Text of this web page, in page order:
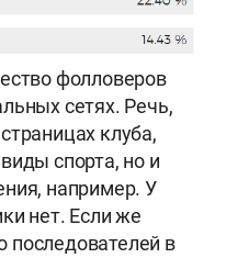
фолловеров
сетях. Речь,
клуба,
спорта, но и
например. У
нет. Если же
последователей в